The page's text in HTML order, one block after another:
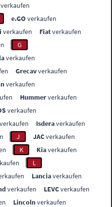
verkaufen
e.GO verkaufen
verkaufen Fiatverkaufen
G
verkaufen
Grecavverkaufen
verkaufen
Hummerverkaufen
verkaufen
verkaufen Isderaverkaufen
J JACverkaufen
K Kiaverkaufen
L
Lanciaverkaufen
verkaufen LEVCverkaufen
Lincolnverkaufen